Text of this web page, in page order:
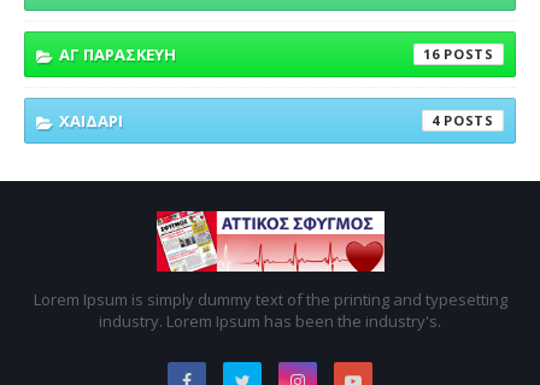
ΑΓ ΠΑΡΑΣΚΕΥΗ 16
ΧΑΙΔΑΡΙ 4
Lorem Ipsum is simply dummy text of the printing and typesetting
industry. Lorem Ipsum has been the industry's.